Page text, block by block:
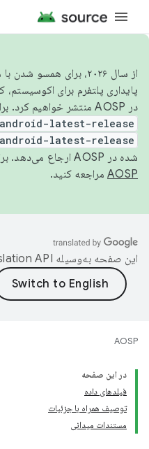
از سال ۲۰۲۶، برای
پایداری پلتفرم برای
در AOSP منتشر خواهیم کرد. برای ساخت و مشارکت در AOSP،
android-latest-release
android-latest-release
شده در AOSP ارجاع می‌دهد. برای اطلاعات بیشتر، به
AOSP مراجعه کنید.
این صفحه به‌وسیله
AOSP
در این صفحه
فیلدهای داده
توصیف همراه با جزئیات
مستندات میدانی